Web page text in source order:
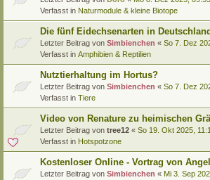
Verfasst in Naturmodule & kleine Biotope
Die fünf Eidechsenarten in Deutschland
Letzter Beitrag von Simbienchen « So 7. Dez
Verfasst in Amphibien & Reptilien
Nutztierhaltung im Hortus?
Letzter Beitrag von Simbienchen « So 7. Dez
Verfasst in Tiere
Video von Renature zu heimischen
Letzter Beitrag von tree12 « So 19. Okt 2025,
Verfasst in Hotspotzone
Kostenloser Online - Vortrag von
Letzter Beitrag von Simbienchen « Mi 3. Sep